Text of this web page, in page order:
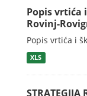
Popis vrtića
Rovinj-
Popis vrtića i
XLS
STRATEGIJA